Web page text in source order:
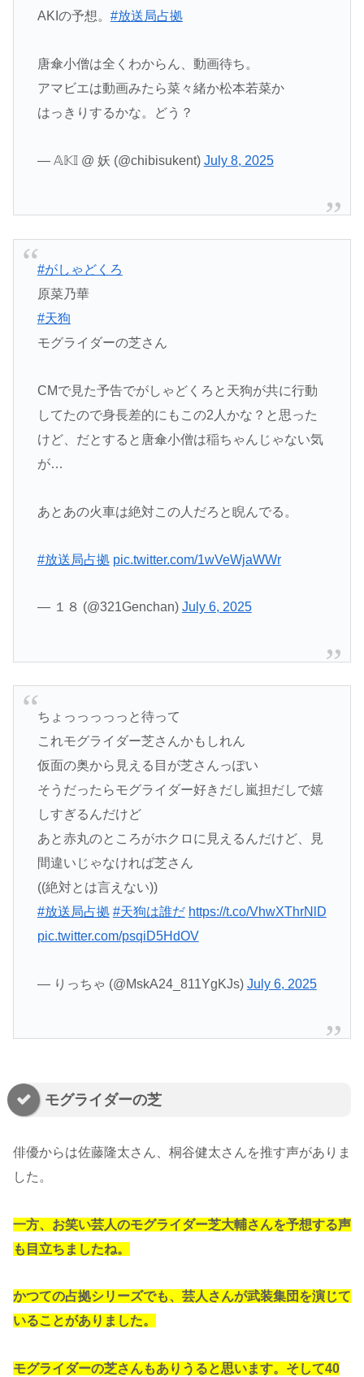
AKIの予想。 #放送局占拠
唐傘小僧は全くわからん、動画待ち。
アマビエは動画みたら菜々緒か松本若菜か
はっきりするかな。どう？
— 𝔸𝕂𝕀 @ 妖 (@chibisukent) July 8, 2025
#がしゃどくろ
原菜乃華
#天狗
モグライダーの芝さん
CMで見た予告でがしゃどくろと天狗が共に行動
してたので身長差的にもこの2人かな？と思った
けど、だとすると唐傘小僧は稲ちゃんじゃない気
が…
あとあの火車は絶対この人だろと睨んでる。
#放送局占拠 pic.twitter.com/1wVeWjaWWr
— １８ (@321Genchan) July 6, 2025
ちょっっっっっと待って
これモグライダー芝さんかもしれん
仮面の奥から見える目が芝さんっぽい
そうだったらモグライダー好きだし嵐担だしで嬉
しすぎるんだけど
あと赤丸のところがホクロに見えるんだけど、見
間違いじゃなければ芝さん
((絶対とは言えない))
#放送局占拠 #天狗は誰だ https://t.co/VhwXThrNlD
pic.twitter.com/psqiD5HdOV
— りっちゃ (@MskA24_811YgKJs) July 6, 2025
モグライダーの芝
俳優からは佐藤隆太さん、桐谷健太さんを推す声がありま
した。
一方、お笑い芸人のモグライダー芝大輔さんを予想する声
も目立ちましたね。
かつての占拠シリーズでも、芸人さんが武装集団を演じて
いることがありました。
モグライダーの芝さんもありうると思います。そして40